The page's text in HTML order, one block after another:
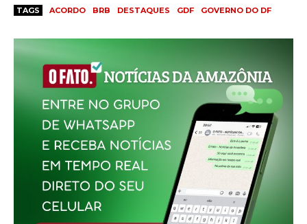
TAGS ACORDO BRB DESTAQUES GDF GOVERNO DO DF